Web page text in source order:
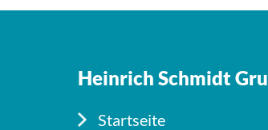
Heinrich Schmidt
Startseite